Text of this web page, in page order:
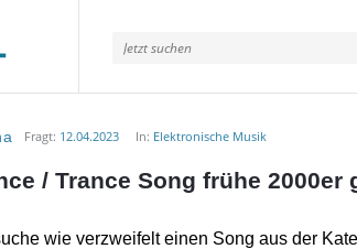
Fragt: 12.04.2023 In: Elektronische Musik
/ Trance Song frühe 2000er
wie verzweifelt einen Song aus der